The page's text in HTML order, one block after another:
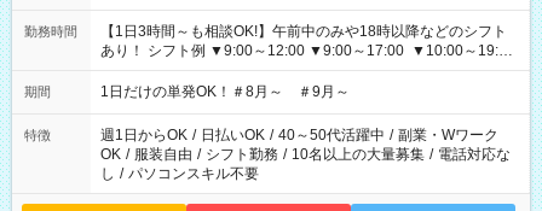
勤務時間
【1日3時間～も相談OK!】午前中のみや18時以降などのシフト
あり！ シフト例 ▼9:00～12:00 ▼9:00～17:00 ▼10:00～19:00
▼18:00～21:00
期間 1日だけの単発OK！＃8月～ ＃9月～
特徴 週1日からOK / 日払いOK / 40～50代活躍中 / 副業・Wワーク
OK / 服装自由 / シフト勤務 / 10名以上の大量募集 / 電話対応な
し / パソコンスキル不要